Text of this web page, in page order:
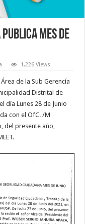
mes de
1,226 Views
de la Sub Gerencía
Distrital de
día Lunes 28 de Junio
con el OfC. /M
del presente año,